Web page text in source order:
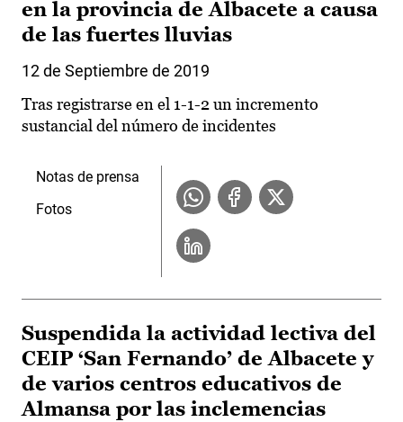
en la provincia de Albacete a causa
de las fuertes lluvias
12 de Septiembre de 2019
Tras registrarse en el 1-1-2 un incremento
sustancial del número de incidentes
Notas de prensa
Fotos
Suspendida la actividad lectiva del
CEIP ‘San Fernando’ de Albacete y
de varios centros educativos de
Almansa por las inclemencias